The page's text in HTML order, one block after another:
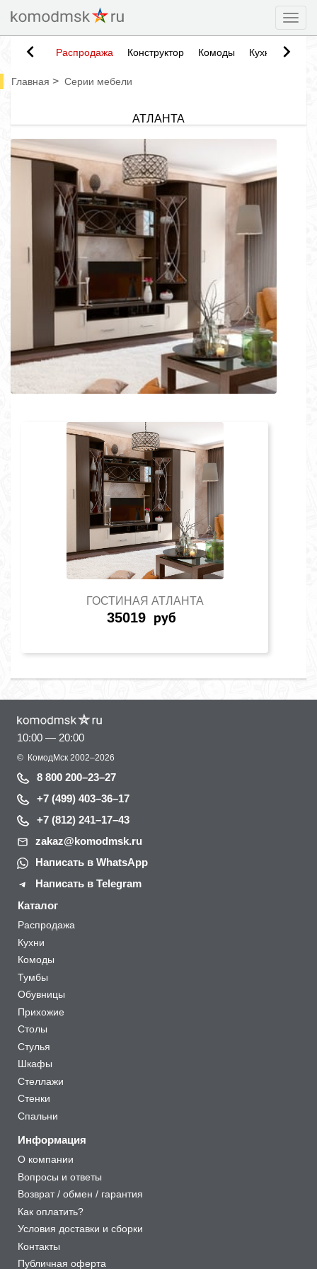
Распродажа Конструктор Комоды Кухни
Главная > Серии мебели
АТЛАНТА
ГОСТИНАЯ АТЛАНТА
35019 руб
10:00 — 20:00
© КомодМск 2002–2026
8 800 200–23–27
+7 (499) 403–36–17
+7 (812) 241–17–43
zakaz@komodmsk.ru
Написать в WhatsApp
Написать в Telegram
Каталог
Распродажа
Кухни
Комоды
Тумбы
Обувницы
Прихожие
Столы
Стулья
Шкафы
Стеллажи
Стенки
Спальни
Информация
О компании
Вопросы и ответы
Возврат / обмен / гарантия
Как оплатить?
Условия доставки и сборки
Контакты
Публичная оферта